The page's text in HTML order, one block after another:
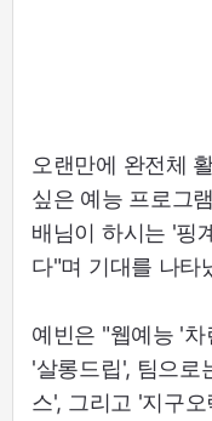
오랜만에 완전체
싶은 예능 프로그
배님이 하시는 '핑
다"며 기대를 나타
예빈은 "웹예능 '
'살롱드립', 팀으로
스', 그리고 '지구